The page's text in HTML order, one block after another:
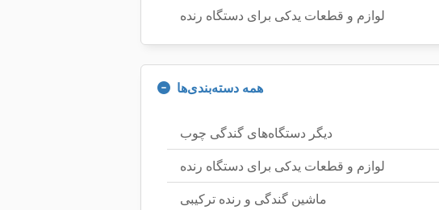
لوازم و قطعات یدکی برای دستگاه رنده
همه دسته‌بندی‌ها
دیگر دستگاه‌های گندگی چوب
لوازم و قطعات یدکی برای دستگاه رنده
ماشین گندگی و رنده ترکیبی